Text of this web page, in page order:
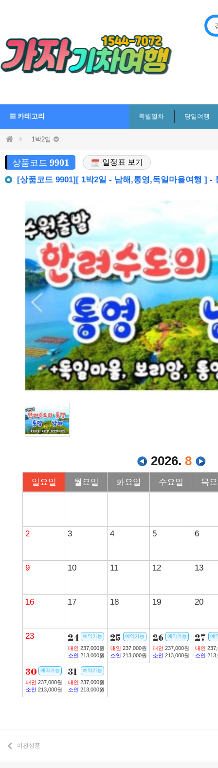
카테고리 특별열차 당일여행
1박2일
상품코드 9901 일정표 보기
[상품코드 9901][ 1박2일 - 남해,통영,독일마을여행 ]
2026. 8
일요일 월요일 화요일 수요일 목
2 3 4 5 6
9 10 11 12 13
16 17 18 19 20
23 24 예약가능
대인 237,000원
소인 213,000원
25 예약가능
대인 237,000원
소인 213,000원
26 예약가능
대인 237,000원
소인 213,000원
27 예
대인
소인
30 예약가능
대인 237,000원
소인 213,000원
31 예약가능
대인 237,000원
소인 213,000원
이전상품